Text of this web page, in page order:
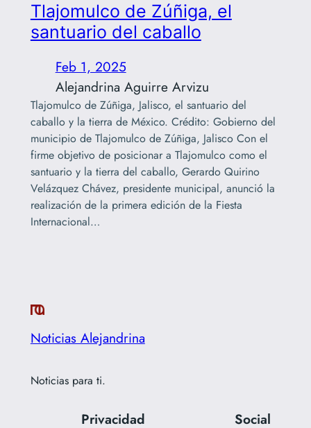
Tlajomulco de Zúñiga, el
santuario del caballo
Feb 1, 2025
Alejandrina Aguirre Arvizu
Tlajomulco de Zúñiga, Jalisco, el santuario del
caballo y la tierra de México. Crédito: Gobierno del
municipio de Tlajomulco de Zúñiga, Jalisco Con el
firme objetivo de posicionar a Tlajomulco como el
santuario y la tierra del caballo, Gerardo Quirino
Velázquez Chávez, presidente municipal, anunció la
realización de la primera edición de la Fiesta
Internacional…
Noticias Alejandrina
Noticias para ti.
Privacidad Social